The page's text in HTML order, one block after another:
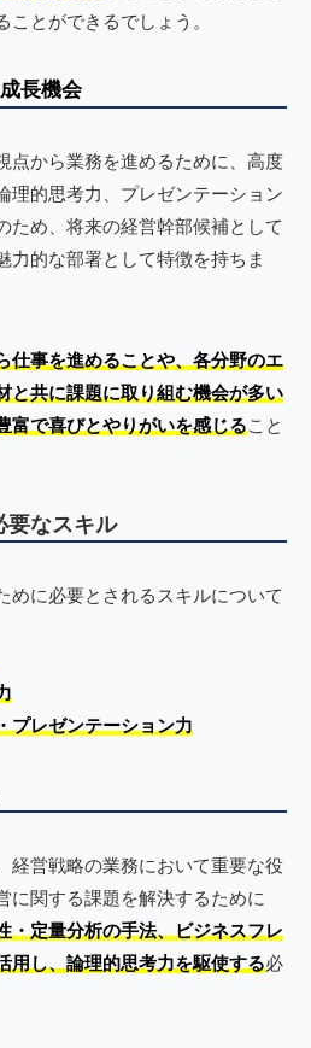
とができるでしょう。
長機会
点から業務を進めるために、高度
理的思考力、プレゼンテーション
ため、将来の経営幹部候補として
力的な部署として特徴を持ちま
仕事を進めることや、各分野のエ
と共に課題に取り組む機会が多い
富で喜びとやりがいを感じること
要なスキル
めに必要とされるスキルについて
プレゼンテーション力
経営戦略の業務において重要な役
に関する課題を解決するために
・定量分析の手法、ビジネスフレ
用し、論理的思考力を駆使する必